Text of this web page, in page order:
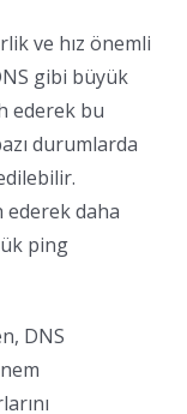
ve hız önemli
gibi büyük
ederek bu
durumlarda
ederek daha
ping
DNS